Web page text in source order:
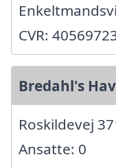
CVR:
Bredahl's
Roskildevej
Ansatte: 0